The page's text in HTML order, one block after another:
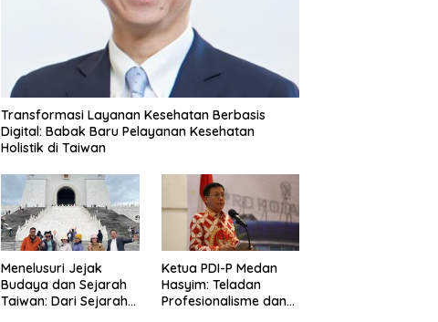
Transformasi Layanan Kesehatan Berbasis
Digital: Babak Baru Pelayanan Kesehatan
Holistik di Taiwan
Menelusuri Jejak
Budaya dan Sejarah
Taiwan: Dari Sejarah
Ketua PDI-P Medan
Hasyim: Teladan
Profesionalisme dan